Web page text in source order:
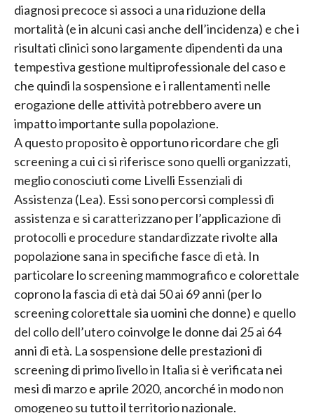
diagnosi precoce si associ a una riduzione della
mortalità (e in alcuni casi anche dell’incidenza) e che i
risultati clinici sono largamente dipendenti da una
tempestiva gestione multiprofessionale del caso e
che quindi la sospensione e i rallentamenti nelle
erogazione delle attività potrebbero avere un
impatto importante sulla popolazione.
A questo proposito è opportuno ricordare che gli
screening a cui ci si riferisce sono quelli organizzati,
meglio conosciuti come Livelli Essenziali di
Assistenza (Lea). Essi sono percorsi complessi di
assistenza e si caratterizzano per l’applicazione di
protocolli e procedure standardizzate rivolte alla
popolazione sana in specifiche fasce di età. In
particolare lo screening mammografico e colorettale
coprono la fascia di età dai 50 ai 69 anni (per lo
screening colorettale sia uomini che donne) e quello
del collo dell’utero coinvolge le donne dai 25 ai 64
anni di età. La sospensione delle prestazioni di
screening di primo livello in Italia si è verificata nei
mesi di marzo e aprile 2020, ancorché in modo non
omogeneo su tutto il territorio nazionale.